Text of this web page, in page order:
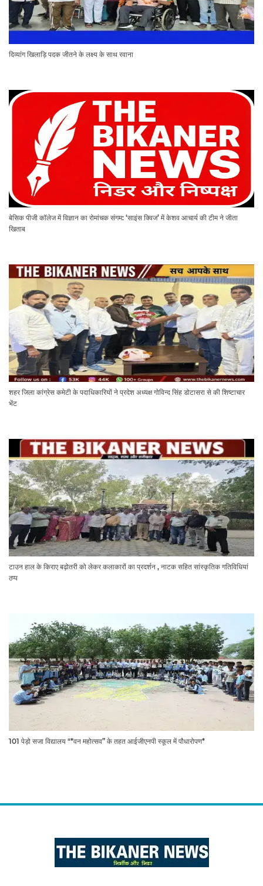
दिव्यांग खिलाड़ि पदक जीतने के लक्ष्य के साथ रवाना
बेसिक पीजी कॉलेज में विज्ञान का रोमांचक संगम: ‘साइंस क्विज’ में केशव आचार्य की टीम ने जीता
खिताब
शहर जिला कांग्रेस कमेटी के पदाधिकारियों ने प्रदेश अध्यक्ष गोविन्द सिंह डोटासरा से की शिष्टाचार
भेंट
टाउन हाल के किराए बढ़ोतरी को लेकर कलाकारों का प्रदर्शन , नाटक सहित सांस्कृतिक गतिविधियां
ठप्प
101 पेड़ो सजा विद्यालय "*वन महोत्सव” के तहत आईजीएनपी स्कूल में पौधारोपण*